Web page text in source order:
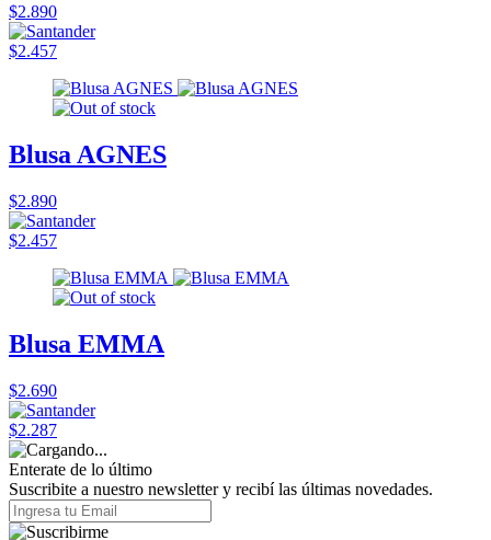
$2.890
$2.457
Blusa AGNES
$2.890
$2.457
Blusa EMMA
$2.690
$2.287
Enterate de lo último
Suscribite a nuestro newsletter y recibí las últimas novedades.